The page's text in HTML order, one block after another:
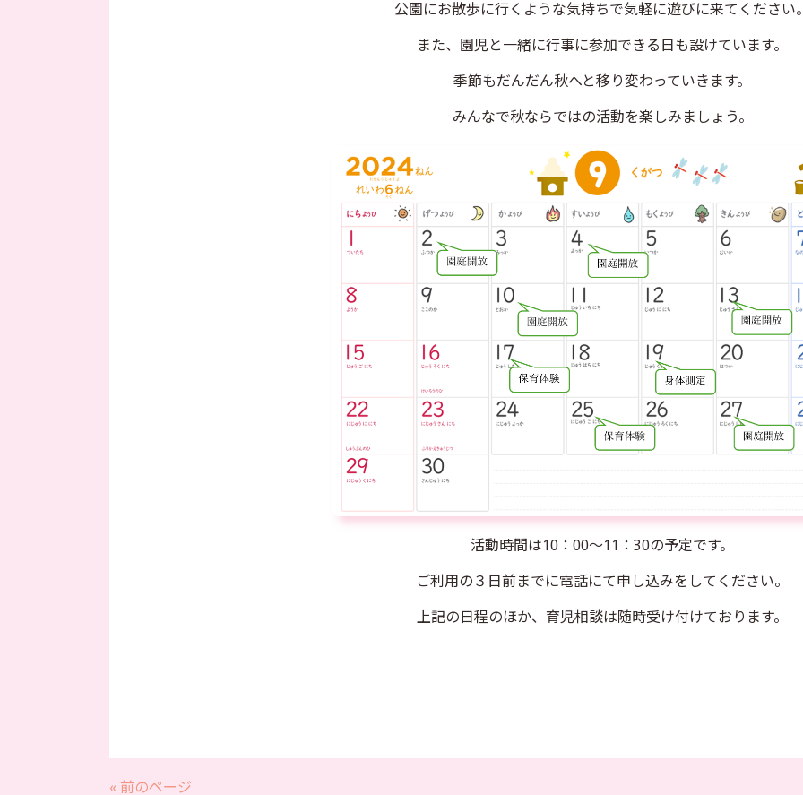
公園にお散歩に行くような気持ちで気軽に遊びに来てください
また、園児と一緒に行事に参加できる日も設けています。
季節もだんだん秋へと移り変わっていきます。
みんなで秋ならではの活動を楽しみましょう。
活動時間は10：00～11：30の予定です。
ご利用の３日前までに電話にて申し込みをしてください。
上記の日程のほか、育児相談は随時受け付けております。
« 前のページ